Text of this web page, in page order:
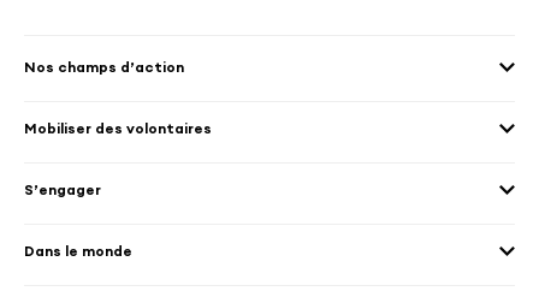
Nos champs d’action
Culture et patrimoine
Mobiliser des volontaires
Accueillir des volontaires
S’engager
Les différents dispositifs de volontariat
Dans le monde